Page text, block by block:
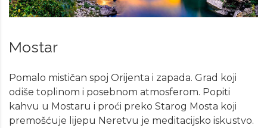
Mostar
Pomalo mističan spoj Orijenta i zapada. Grad koji
odiše toplinom i posebnom atmosferom. Popiti
kahvu u Mostaru i proći preko Starog Mosta koji
premošćuje lijepu Neretvu je meditacijsko iskustvo.